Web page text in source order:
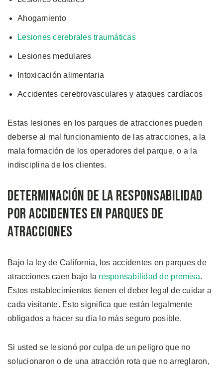
Ahogamiento
Lesiones cerebrales traumáticas
Lesiones medulares
Intoxicación alimentaria
Accidentes cerebrovasculares y ataques cardíacos
Estas lesiones en los parques de atracciones pueden
deberse al mal funcionamiento de las atracciones, a la
mala formación de los operadores del parque, o a la
indisciplina de los clientes.
Determinación de la Responsabilidad
por Accidentes en Parques de
Atracciones
Bajo la ley de California, los accidentes en parques de
atracciones caen bajo la responsabilidad de premisa.
Estos establecimientos tienen el deber legal de cuidar a
cada visitante. Esto significa que están legalmente
obligados a hacer su día lo más seguro posible.
Si usted se lesionó por culpa de un peligro que no
solucionaron o de una atracción rota que no arreglaron,